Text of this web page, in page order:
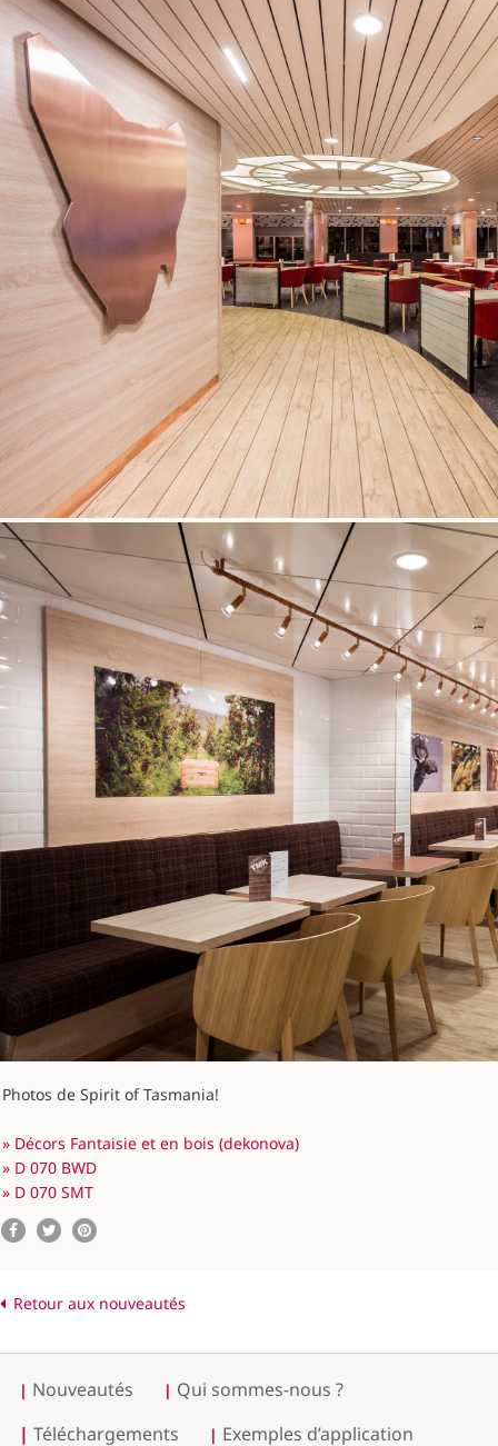
Photos de Spirit of Tasmania!
» Décors Fantaisie et en bois (dekonova)
» D 070 BWD
» D 070 SMT
Retour aux nouveautés
| Nouveautés | Qui sommes-nous ?
| Téléchargements | Exemples d’application